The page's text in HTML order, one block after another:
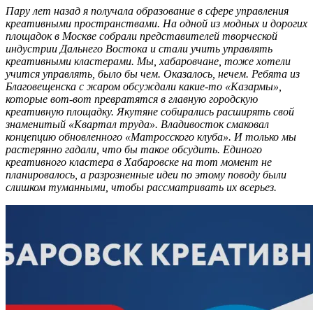
Пару лет назад я получала образование в сфере управления
креативными пространствами. На одной из модных и дорогих
площадок в Москве собрали представителей творческой
индустрии Дальнего Востока и стали учить управлять
креативными кластерами. Мы, хабаровчане, тоже хотели
учится управлять, было бы чем. Оказалось, нечем. Ребята из
Благовещенска с жаром обсуждали какие-то «Казармы»,
которые вот-вот превратятся в главную городскую
креативную площадку. Якутяне собирались расширять свой
знаменитый «Квартал труда». Владивосток смаковал
концепцию обновленного «Матросского клуба». И только мы
растерянно гадали, что бы такое обсудить. Единого
креативного кластера в Хабаровске на тот момент не
планировалось, а разрозненные идеи по этому поводу были
слишком туманными, чтобы рассматривать их всерьез.